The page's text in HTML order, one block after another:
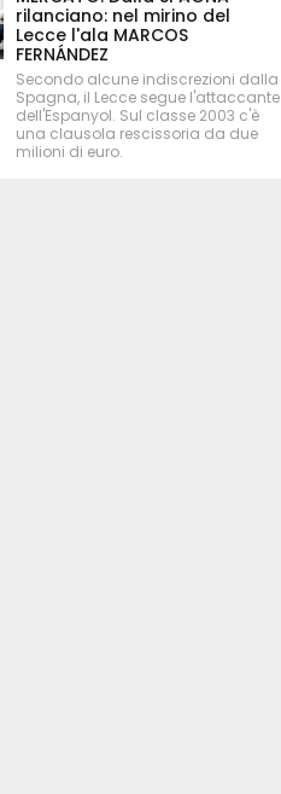
rilanciano: nel mirino del
Lecce l'ala MARCOS
FERNÁNDEZ
Secondo alcune indiscrezioni dalla
Spagna, il Lecce segue l'attaccante
dell'Espanyol. Sul classe 2003 c'è
una clausola rescissoria da due
milioni di euro.